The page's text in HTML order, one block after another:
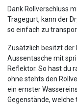
Dank Rollverschluss
Tragegurt, kann der
so einfach zu
Zusätzlich besitzt der
Aussentasche mit
Reflektor. So hast du
ohne stehts den
ein ernster
Gegenstände,